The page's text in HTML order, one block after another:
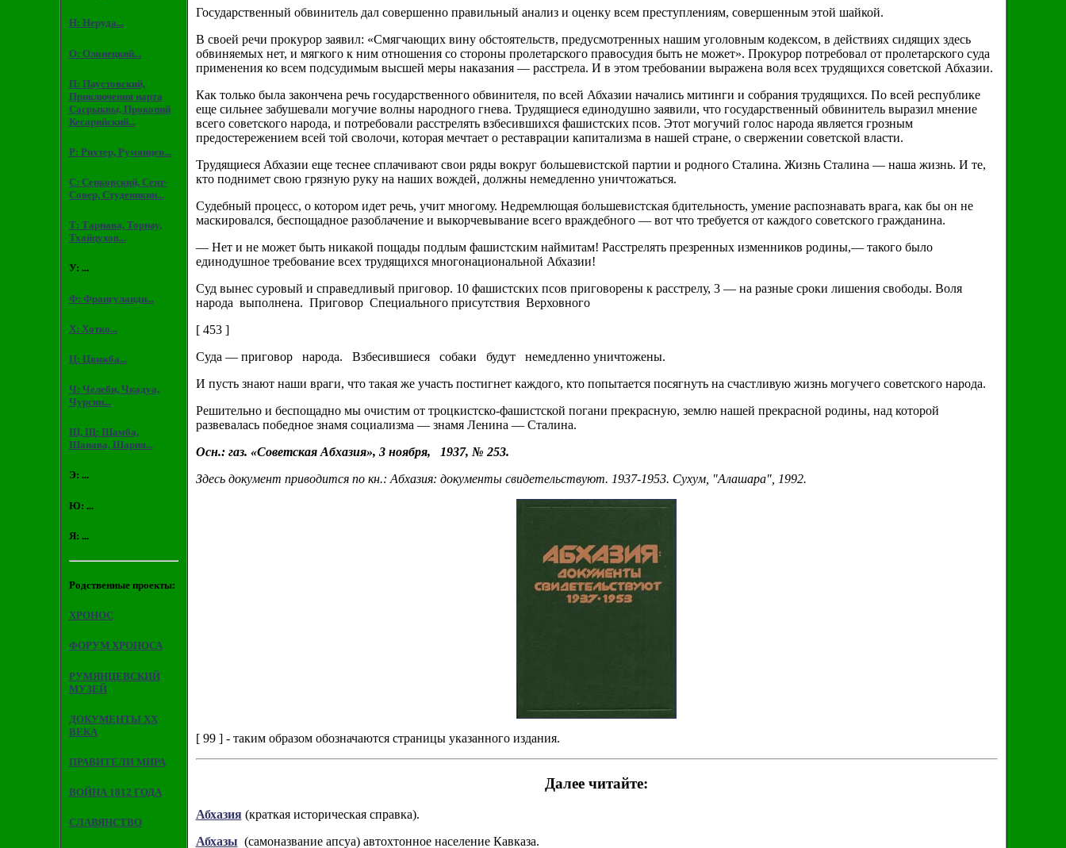
Н: Неруда...
О: Олонецкий...
П: Паустовский,
Приключения нарта
Сасрыквы, Прокопий
Кесарийский...
Р: Рихтер, Румянцев...
С: Сенковский, Сент-
Совер, Студеникин...
Т: Тарнава, Торнау,
Тхайцухов...
У: ...
Ф: Франгуланди...
Х: Хотко...
Ц: Цвижба...
Ч: Челеби, Чкадуа,
Чурсин...
Ш, Щ: Шамба,
Шанава, Шария...
Э: ...
Ю: ...
Я: ...
Родственные проекты:
ХРОНОС
ФОРУМ ХРОНОСА
РУМЯНЦЕВСКИЙ
МУЗЕЙ
ДОКУМЕНТЫ XX
ВЕКА
ПРАВИТЕЛИ МИРА
ВОЙНА 1812 ГОДА
СЛАВЯНСТВО
Государственный обвинитель дал совершенно правильный анализ и оценку всем преступлениям, совершенным этой шайкой.
В своей речи прокурор заявил: «Смягчающих вину обстоятельств, предусмотренных нашим уголовным кодексом, в действиях сидящих здесь
обвиняемых нет, и мягкого к ним отношения со стороны пролетарского правосудия быть не может». Прокурор потребовал от пролетарского суда
применения ко всем подсудимым высшей меры наказания — расстрела. И в этом требовании выражена воля всех трудящихся советской Абхазии.
Как только была закончена речь государственного обвинителя, по всей Абхазии начались митинги и собрания трудящихся. По всей республике
еще сильнее забушевали могучие волны народного гнева. Трудящиеся единодушно заявили, что государственный обвинитель выразил мнение
всего советского народа, и потребовали расстрелять взбесившихся фашистских псов. Этот могучий голос народа является грозным
предостережением всей той сволочи, которая мечтает о реставрации капитализма в нашей стране, о свержении советской власти.
Трудящиеся Абхазии еще теснее сплачивают свои ряды вокруг большевистской партии и родного Сталина. Жизнь Сталина — наша жизнь. И те,
кто поднимет свою грязную руку на наших вождей, должны немедленно уничтожаться.
Судебный процесс, о котором идет речь, учит многому. Недремлющая большевистская бдительность, умение распознавать врага, как бы он не
маскировался, беспощадное разоблачение и выкорчевывание всего враждебного — вот что требуется от каждого советского гражданина.
— Нет и не может быть никакой пощады подлым фашистским наймитам! Расстрелять презренных изменников родины,— такого было
единодушное требование всех трудящихся многонациональной Абхазии!
Суд вынес суровый и справедливый приговор. 10 фашистских псов приговорены к расстрелу, 3 — на разные сроки лишения свободы. Воля
народа выполнена. Приговор Специального присутствия Верховного
[ 453 ]
Суда — приговор народа. Взбесившиеся собаки будут немедленно уничтожены.
И пусть знают наши враги, что такая же участь постигнет каждого, кто попытается посягнуть на счастливую жизнь могучего советского народа.
Решительно и беспощадно мы очистим от троцкистско-фашистской погани прекрасную, землю нашей прекрасной родины, над которой
развевалась победное знамя социализма — знамя Ленина — Сталина.
Осн.: газ. «Советская Абхазия», 3 ноября, 1937, № 253.
Здесь документ приводится по кн.: Абхазия: документы свидетельствуют. 1937-1953. Сухум, "Алашара", 1992.
[ 99 ] - таким образом обозначаются страницы указанного издания.
Далее читайте:
Абхазия(краткая историческая справка).
Абхазы (самоназвание апсуа) автохтонное население Кавказа.